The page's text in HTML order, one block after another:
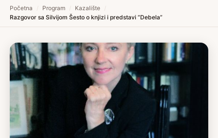
Početna Program Kazalište
Razgovor sa Silvijom Šesto o knjizi i predstavi “Debela”